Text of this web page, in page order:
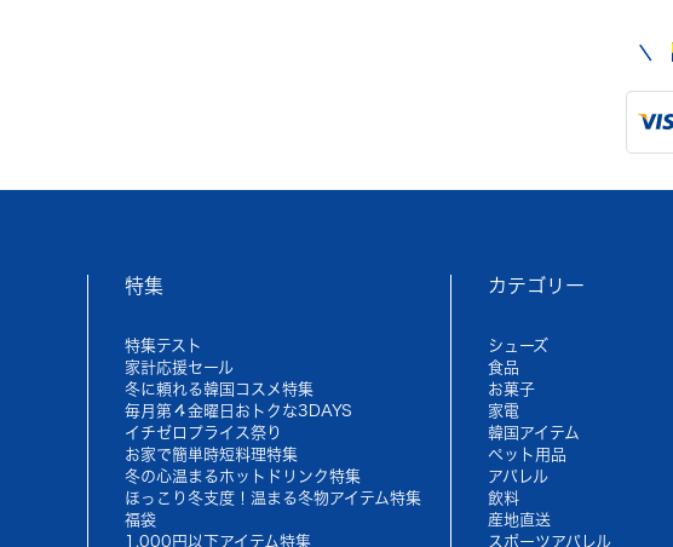
特集
特集テスト
家計応援セール
冬に頼れる韓国コスメ特集
毎月第４金曜日おトクな3DAYS
イチゼロプライス祭り
お家で簡単時短料理特集
冬の心温まるホットドリンク特集
ほっこり冬支度！温まる冬物アイテム特集
福袋
1,000円以下アイテム特集
カテゴリー
シューズ
食品
お菓子
家電
韓国アイテム
ペット用品
アパレル
飲料
産地直送
スポーツアパレル